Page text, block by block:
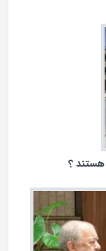
هستند ؟